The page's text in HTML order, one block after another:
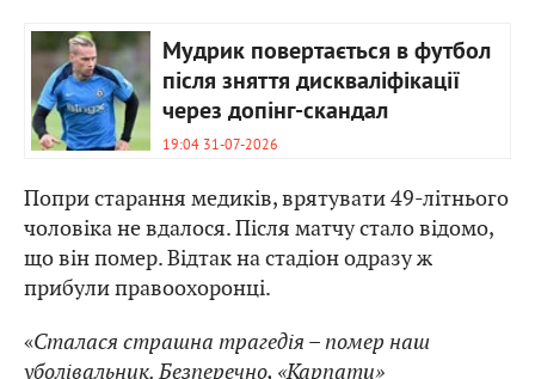
Мудрик повертається в футбол
після зняття дискваліфікації
через допінг-скандал
19:04 31-07-2026
Попри старання медиків, врятувати 49-літнього
чоловіка не вдалося. Після матчу стало відомо,
що він помер. Відтак на стадіон одразу ж
прибули правоохоронці.
«Сталася страшна трагедія – помер наш
уболівальник. Безперечно, «Карпати»